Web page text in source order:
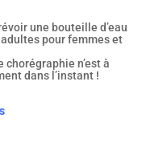
une bouteille d’eau
pour femmes et
n’est à
dans l’instant !